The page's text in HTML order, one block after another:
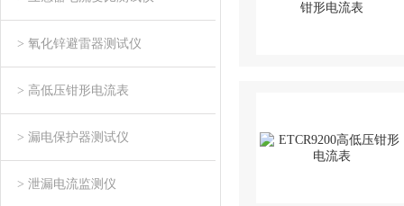
> 氧化锌避雷器测试仪
> 高低压钳形电流表
> 漏电保护器测试仪
> 泄漏电流监测仪